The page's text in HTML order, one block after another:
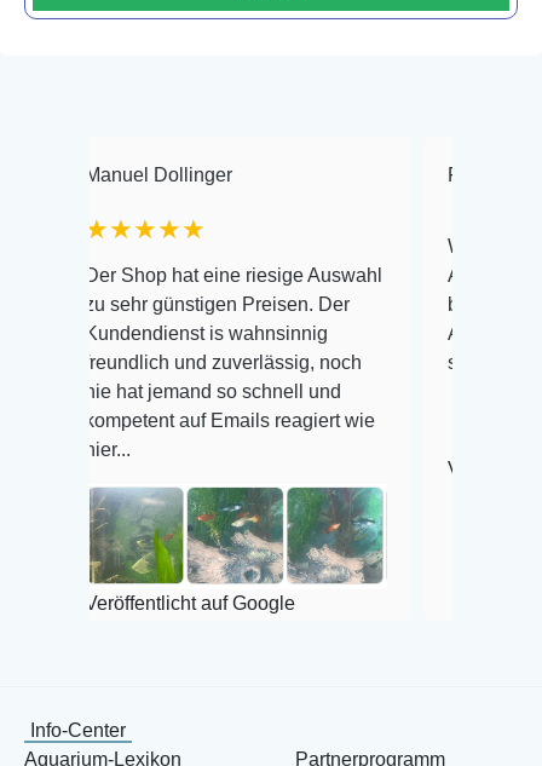
Dollinger
Shop hat eine riesige Auswahl
sehr günstigen Preisen. Der
is wahnsinnig
und zuverlässig, noch
hat jemand so schnell und
auf Emails reagiert wie
auf Google
Frank Hackmayer
Warenanlieferung
Auswahl plus
befinden der Fische
Alles ist quick
super Zustand.
Veröffentlicht auf
Info-Center
Aquarium-Lexikon
Partnerprogramm